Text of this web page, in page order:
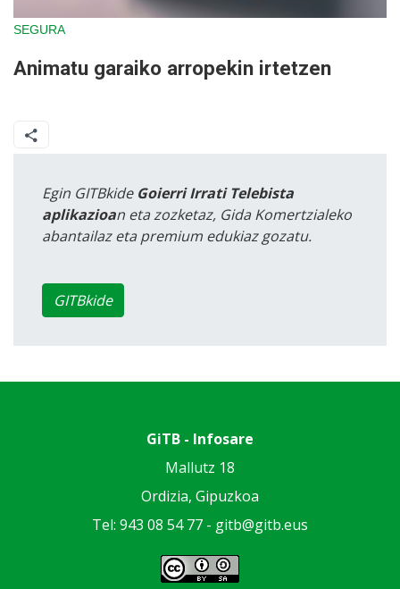
SEGURA
Animatu garaiko arropekin irtetzen
Egin GITBkide Goierri Irrati Telebista
aplikazioan eta zozketaz, Gida Komertzialeko
abantailaz eta premium edukiaz gozatu.
GITBkide
GiTB - Infosare
Mallutz 18
Ordizia, Gipuzkoa
Tel: 943 08 54 77 - gitb@gitb.eus